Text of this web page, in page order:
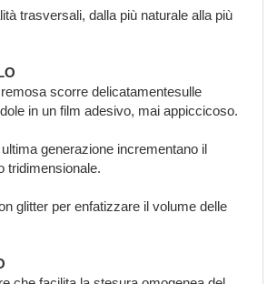
trasversali, dalla più naturale alla più
scorre delicatamentesulle
in un film adesivo, mai appiccicoso.
generazione incrementano il
tridimensionale.
glitter per enfatizzare il volume delle